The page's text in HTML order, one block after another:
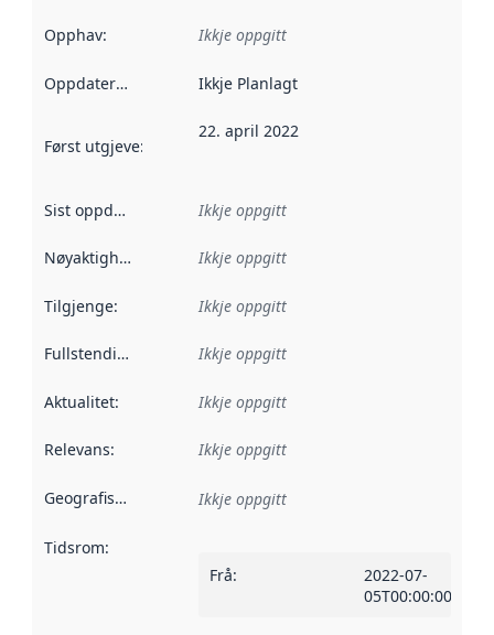
Opphav: Ikkje oppgitt
Oppdateringsfrekvens :
Ikkje Planlagt
Først utgjeve: Denne datoen seier når dataa i dette
22. april 2022
Sist oppdatert Ikkje oppgitt
Nøyaktigheit Ikkje oppgitt
Tilgjenge: Ikkje oppgitt
Fullstendigheit Ikkje oppgitt
Aktualitet: Ikkje oppgitt
Relevans: Ikkje oppgitt
Geografisk område Ikkje oppgitt
Tidsrom:
Frå:
2022-07-
05T00:00:00Z